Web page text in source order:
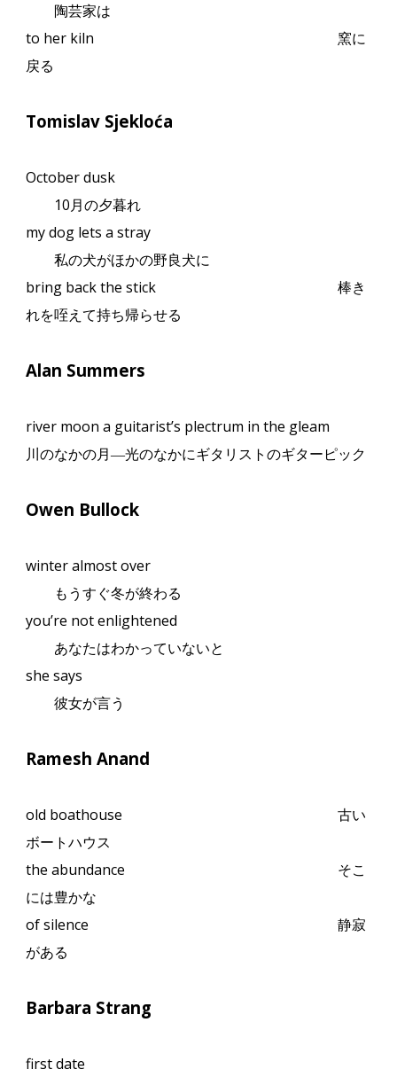
陶芸家は
to her kiln
窯に
戻る
Tomislav Sjekloća
October dusk
10月の夕暮れ
my dog lets a stray
私の犬がほかの野良犬に
bring back the stick
棒き
れを咥えて持ち帰らせる
Alan Summers
river moon a guitarist’s plectrum in the gleam
川のなかの月―光のなかにギタリストのギターピック
Owen Bullock
winter almost over
もうすぐ冬が終わる
you’re not enlightened
あなたはわかっていないと
she says
彼女が言う
Ramesh Anand
old boathouse
古い
ボートハウス
the abundance
そこ
には豊かな
of silence
静寂
がある
Barbara Strang
first date